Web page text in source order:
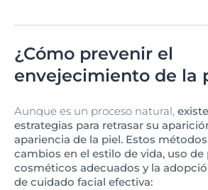
¿Cómo prevenir el
envejecimiento de la
Aunque es un proceso natural,
estrategias para retrasar su
apariencia de la piel. Estos
cambios en el estilo de vida, uso
cosméticos adecuados y la
de cuidado facial efectiva: